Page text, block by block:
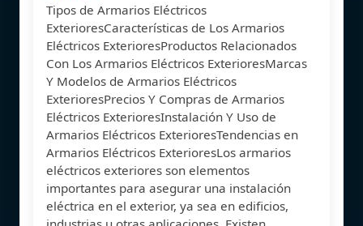
Tipos de Armarios Eléctricos
ExterioresCaracterísticas de Los Armarios
Eléctricos ExterioresProductos Relacionados
Con Los Armarios Eléctricos ExterioresMarcas
Y Modelos de Armarios Eléctricos
ExterioresPrecios Y Compras de Armarios
Eléctricos ExterioresInstalación Y Uso de
Armarios Eléctricos ExterioresTendencias en
Armarios Eléctricos ExterioresLos armarios
eléctricos exteriores son elementos
importantes para asegurar una instalación
eléctrica en el exterior, ya sea en edificios,